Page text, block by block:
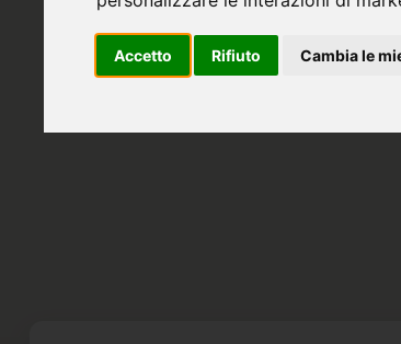
Accetto Rifiuto Cambia le